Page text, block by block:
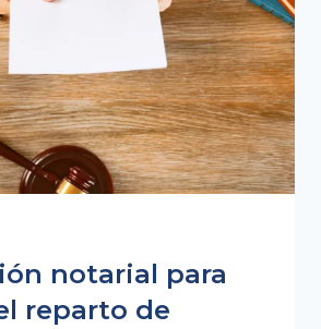
notarial para
reparto de